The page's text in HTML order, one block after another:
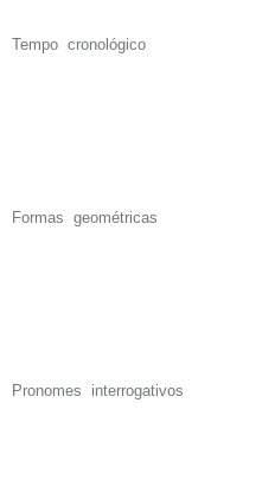
Tempo cronológico
Formas geométricas
Pronomes interrogativos